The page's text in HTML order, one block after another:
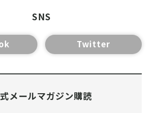
SNS
Twitter
メールマガジン購読